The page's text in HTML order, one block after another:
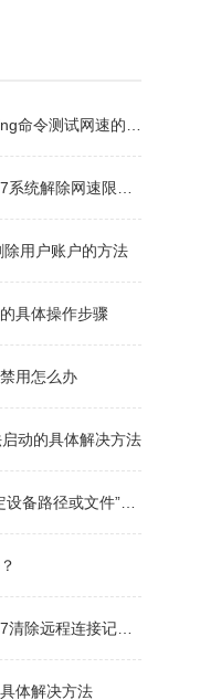
令测试网速的方法
解除网速限制方法
用户账户的方法
具体操作步骤
用怎么办
动的具体解决方法
径或文件”怎么办？
远程连接记录方法
体解决方法